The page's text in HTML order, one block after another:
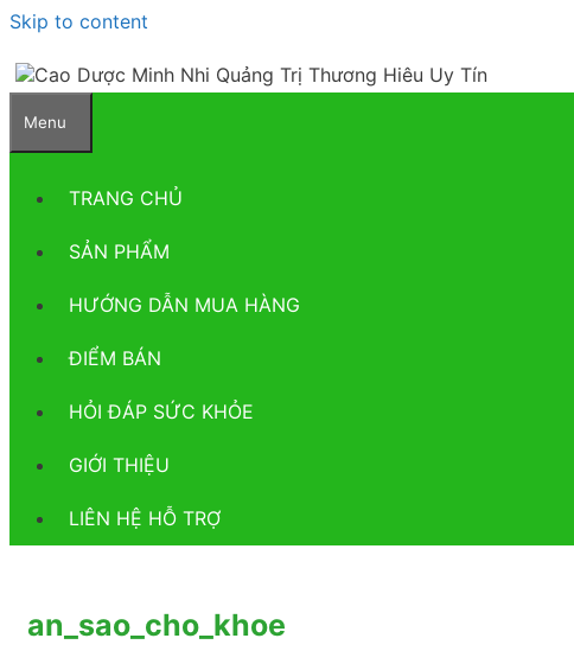
Skip to content
Menu
TRANG CHỦ
SẢN PHẨM
HƯỚNG DẪN MUA HÀNG
ĐIỂM BÁN
HỎI ĐÁP SỨC KHỎE
GIỚI THIỆU
LIÊN HỆ HỖ TRỢ
an_sao_cho_khoe